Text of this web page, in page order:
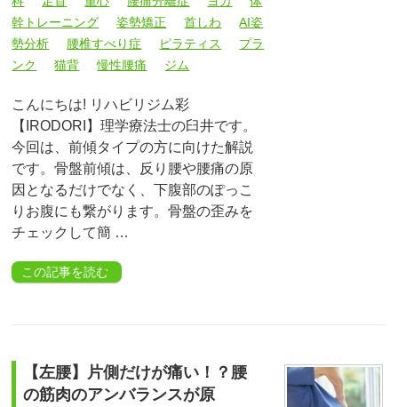
幹トレーニング
姿勢矯正 首しわ
AI姿
勢分析
腰椎すべり症 ピラティス
プラ
ンク
猫背 慢性腰痛 ジム
こんにちは! リハビリジム彩
【IRODORI】理学療法士の臼井です。
今回は、前傾タイプの方に向けた解説
です。骨盤前傾は、反り腰や腰痛の原
因となるだけでなく、下腹部のぽっこ
りお腹にも繋がります。骨盤の歪みを
チェックして簡 …
この記事を読む
【左腰】片側だけが痛い！？腰
の筋肉のアンバランスが原